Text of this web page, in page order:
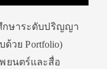
กษาระดับปริญญา
วย Portfolio)
ยนตร์และสื่อ